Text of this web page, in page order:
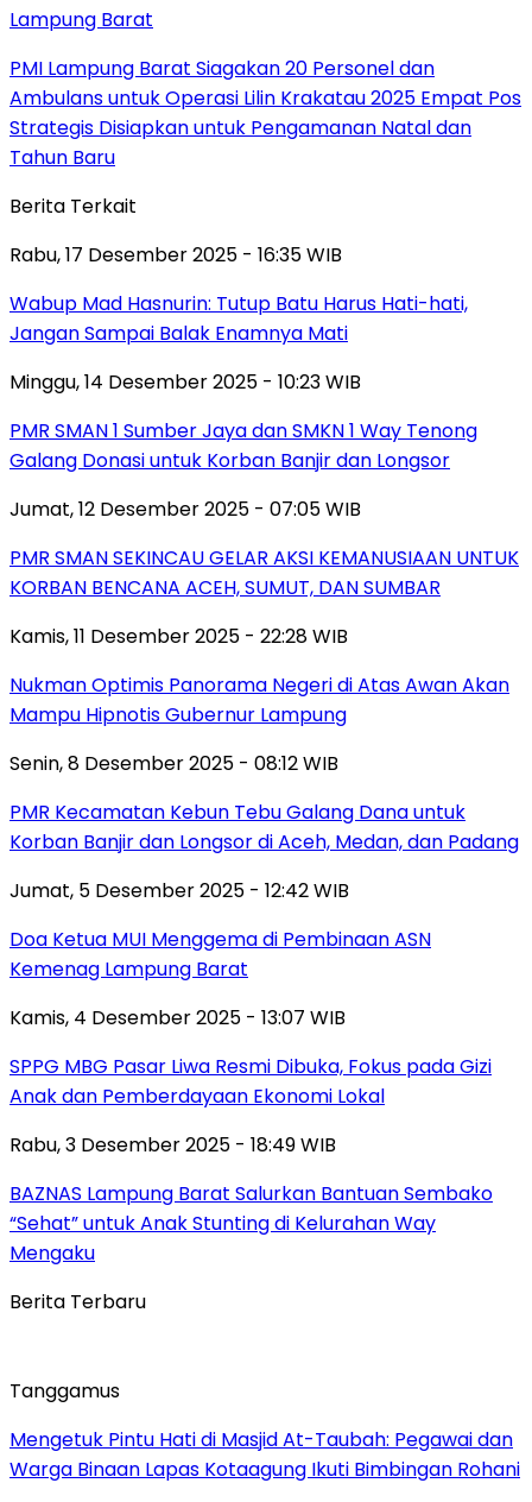
Lampung Barat
PMI Lampung Barat Siagakan 20 Personel dan
Ambulans untuk Operasi Lilin Krakatau 2025 Empat Pos
Strategis Disiapkan untuk Pengamanan Natal dan
Tahun Baru
Berita Terkait
Rabu, 17 Desember 2025 - 16:35 WIB
Wabup Mad Hasnurin: Tutup Batu Harus Hati-hati,
Jangan Sampai Balak Enamnya Mati
Minggu, 14 Desember 2025 - 10:23 WIB
PMR SMAN 1 Sumber Jaya dan SMKN 1 Way Tenong
Galang Donasi untuk Korban Banjir dan Longsor
Jumat, 12 Desember 2025 - 07:05 WIB
PMR SMAN SEKINCAU GELAR AKSI KEMANUSIAAN UNTUK
KORBAN BENCANA ACEH, SUMUT, DAN SUMBAR
Kamis, 11 Desember 2025 - 22:28 WIB
Nukman Optimis Panorama Negeri di Atas Awan Akan
Mampu Hipnotis Gubernur Lampung
Senin, 8 Desember 2025 - 08:12 WIB
PMR Kecamatan Kebun Tebu Galang Dana untuk
Korban Banjir dan Longsor di Aceh, Medan, dan Padang
Jumat, 5 Desember 2025 - 12:42 WIB
Doa Ketua MUI Menggema di Pembinaan ASN
Kemenag Lampung Barat
Kamis, 4 Desember 2025 - 13:07 WIB
SPPG MBG Pasar Liwa Resmi Dibuka, Fokus pada Gizi
Anak dan Pemberdayaan Ekonomi Lokal
Rabu, 3 Desember 2025 - 18:49 WIB
BAZNAS Lampung Barat Salurkan Bantuan Sembako
“Sehat” untuk Anak Stunting di Kelurahan Way
Mengaku
Berita Terbaru
Tanggamus
Mengetuk Pintu Hati di Masjid At-Taubah: Pegawai dan
Warga Binaan Lapas Kotaagung Ikuti Bimbingan Rohani